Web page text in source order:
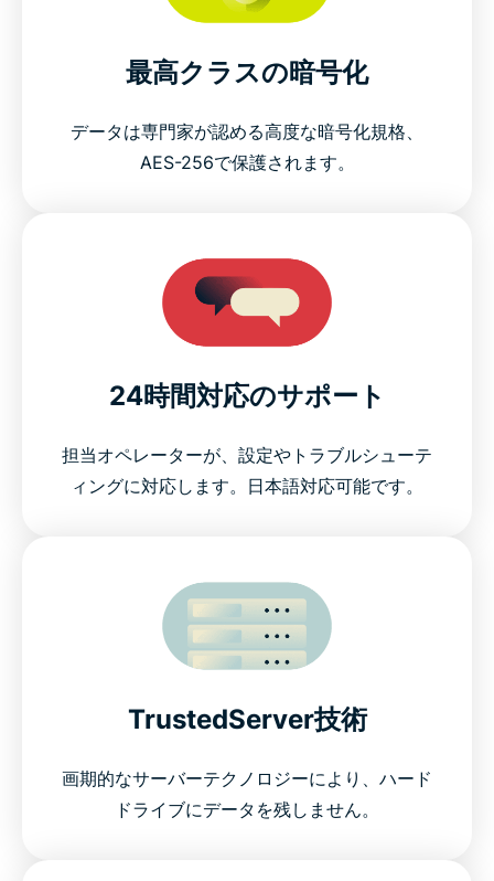
最高クラスの暗号化
データは専門家が認める高度な暗号化規格、
AES-256で保護されます。
24時間対応のサポート
担当オペレーターが、設定やトラブルシューテ
ィングに対応します。日本語対応可能です。
TrustedServer技術
画期的なサーバーテクノロジーにより、ハード
ドライブにデータを残しません。